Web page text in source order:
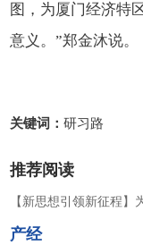
图，为厦门经济特
意义。”郑金沐说。
关键词：研习路
推荐阅读
【新思想引领新征程
产经